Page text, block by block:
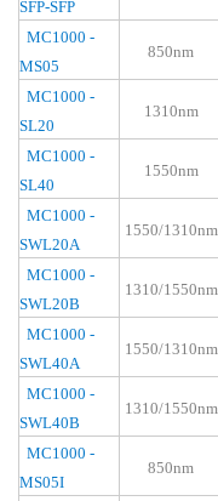
SFP-SFP
MC1000 -
MS05
850nm
MC1000 -
SL20
1310nm
MC1000 -
SL40
1550nm
MC1000 -
SWL20A
1550/1310nm
MC1000 -
SWL20B
1310/1550nm
MC1000 -
SWL40A
1550/1310nm
MC1000 -
SWL40B
1310/1550nm
MC1000 -
MS05I
850nm